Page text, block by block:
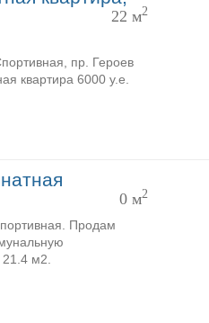
22 м2
пр. Героев
квартира 6000 у.е.
0 м2
Продам
м2.